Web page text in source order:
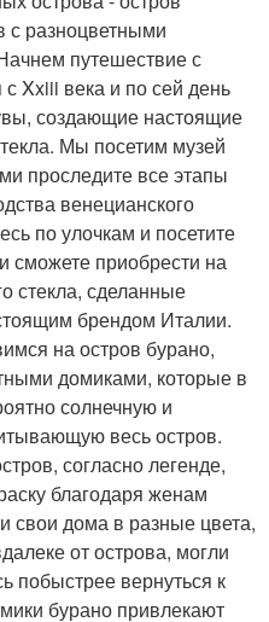
с разноцветными
путешествие с
Xxiii века и по сей день
создающие настоящие
Мы посетим музей
проследите все этапы
венецианского
по улочкам и посетите
сможете приобрести на
стекла, сделанные
брендом Италии.
на остров бурано,
домиками, которые в
солнечную и
весь остров.
согласно легенде,
благодаря женам
свои дома в разные цвета,
от острова, могли
побыстрее вернуться к
бурано привлекают